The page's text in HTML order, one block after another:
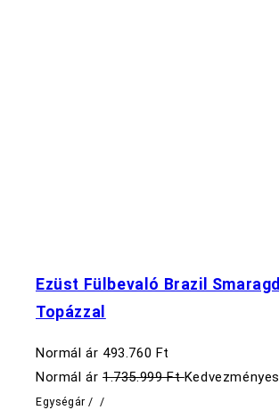
Ezüst Fülbevaló Brazil
Topázzal
Normál ár 493.760 Ft
Normál ár 1.735.999 Ft
Egységár / /